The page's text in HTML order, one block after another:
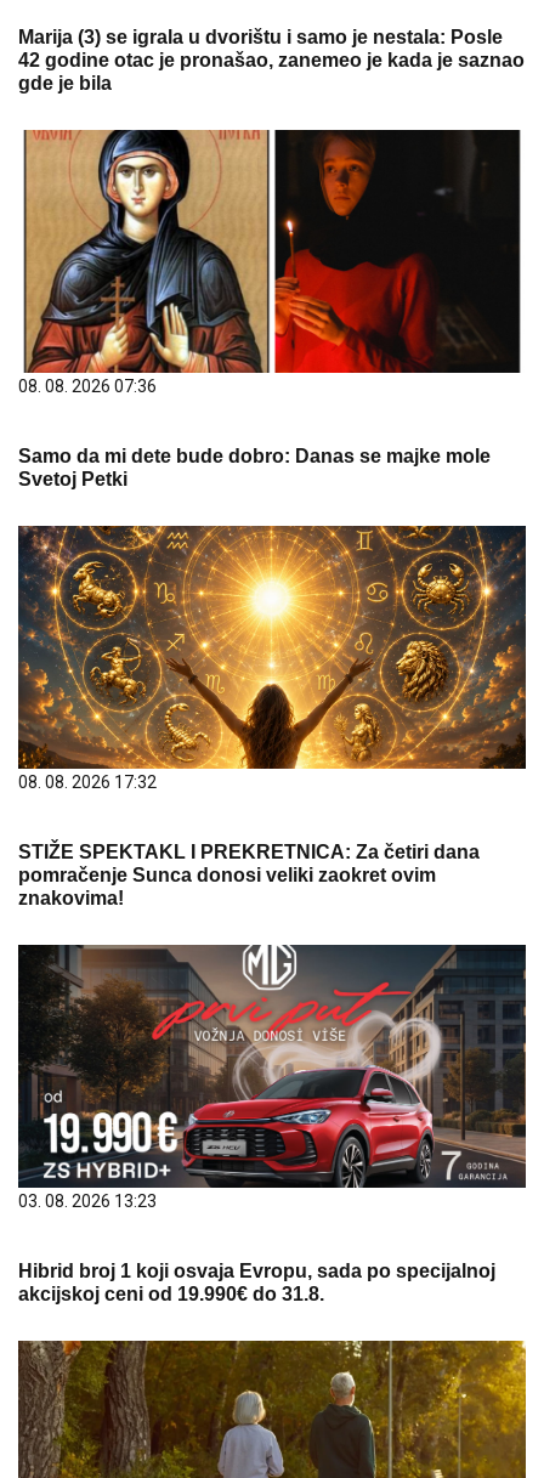
Marija (3) se igrala u dvorištu i samo je nestala: Posle
42 godine otac je pronašao, zanemeo je kada je saznao
gde je bila
08. 08. 2026 07:36
Samo da mi dete bude dobro: Danas se majke mole
Svetoj Petki
08. 08. 2026 17:32
STIŽE SPEKTAKL I PREKRETNICA: Za četiri dana
pomračenje Sunca donosi veliki zaokret ovim
znakovima!
03. 08. 2026 13:23
Hibrid broj 1 koji osvaja Evropu, sada po specijalnoj
akcijskoj ceni od 19.990€ do 31.8.